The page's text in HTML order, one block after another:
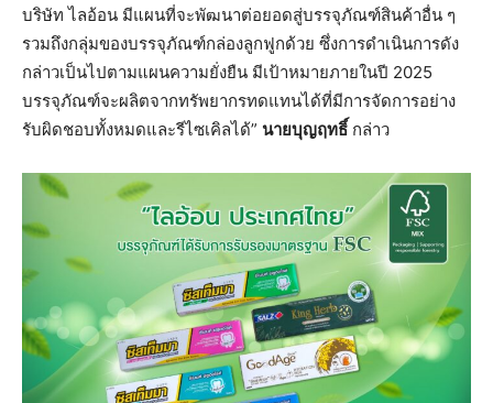
บริษัท ไลอ้อน มีแผนที่จะพัฒนาต่อยอดสู่บรรจุภัณฑ์สินค้าอื่น ๆ
รวมถึงกลุ่มของบรรจุภัณฑ์กล่องลูกฟูกด้วย ซึ่งการดำเนินการดัง
กล่าวเป็นไปตามแผนความยั่งยืน มีเป้าหมายภายในปี 2025
บรรจุภัณฑ์จะผลิตจากทรัพยากรทดแทนได้ที่มีการจัดการอย่าง
รับผิดชอบทั้งหมดและรีไซเคิลได้” นายบุญฤทธิ์ กล่าว